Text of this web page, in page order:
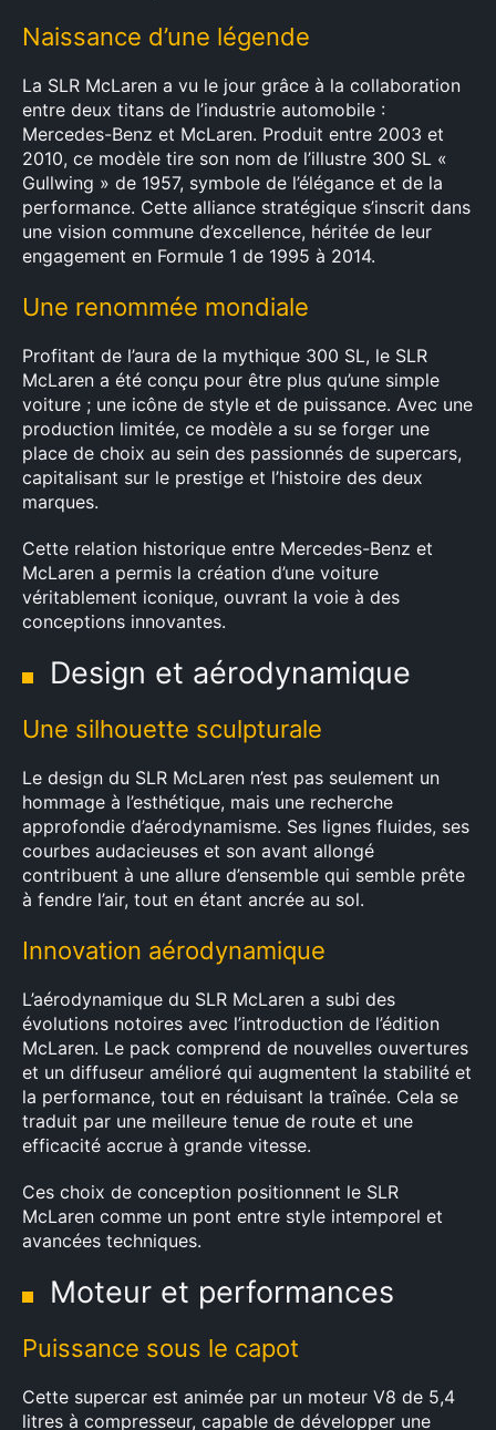
Naissance d’une légende
La SLR McLaren a vu le jour grâce à la collaboration
entre deux titans de l’industrie automobile :
Mercedes-Benz et McLaren. Produit entre 2003 et
2010, ce modèle tire son nom de l’illustre 300 SL «
Gullwing » de 1957, symbole de l’élégance et de la
performance. Cette alliance stratégique s’inscrit dans
une vision commune d’excellence, héritée de leur
engagement en Formule 1 de 1995 à 2014.
Une renommée mondiale
Profitant de l’aura de la mythique 300 SL, le SLR
McLaren a été conçu pour être plus qu’une simple
voiture ; une icône de style et de puissance. Avec une
production limitée, ce modèle a su se forger une
place de choix au sein des passionnés de supercars,
capitalisant sur le prestige et l’histoire des deux
marques.
Cette relation historique entre Mercedes-Benz et
McLaren a permis la création d’une voiture
véritablement iconique, ouvrant la voie à des
conceptions innovantes.
Design et aérodynamique
Une silhouette sculpturale
Le design du SLR McLaren n’est pas seulement un
hommage à l’esthétique, mais une recherche
approfondie d’aérodynamisme. Ses lignes fluides, ses
courbes audacieuses et son avant allongé
contribuent à une allure d’ensemble qui semble prête
à fendre l’air, tout en étant ancrée au sol.
Innovation aérodynamique
L’aérodynamique du SLR McLaren a subi des
évolutions notoires avec l’introduction de l’édition
McLaren. Le pack comprend de nouvelles ouvertures
et un diffuseur amélioré qui augmentent la stabilité et
la performance, tout en réduisant la traînée. Cela se
traduit par une meilleure tenue de route et une
efficacité accrue à grande vitesse.
Ces choix de conception positionnent le SLR
McLaren comme un pont entre style intemporel et
avancées techniques.
Moteur et performances
Puissance sous le capot
Cette supercar est animée par un moteur V8 de 5,4
litres à compresseur, capable de développer une